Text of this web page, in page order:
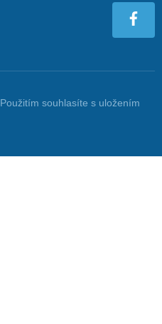
Použitím souhlasíte s uložením